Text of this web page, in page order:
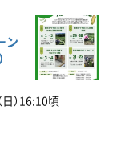
ン
日）16:10頃